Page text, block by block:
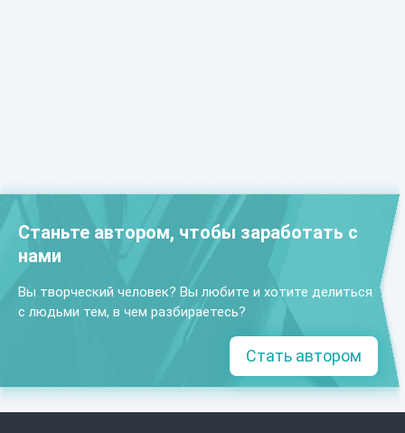
Станьте автором, чтобы заработать с
нами
Вы творческий человек? Вы любите и хотите делиться
с людьми тем, в чем разбираетесь?
Стать автором